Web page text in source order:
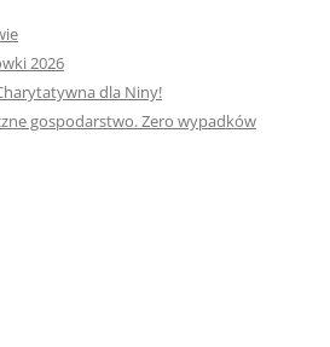
2026
dla Niny!
gospodarstwo. Zero wypadków